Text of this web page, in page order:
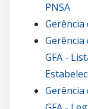
PNSA
Gerência
Gerência
GFA -
Gerência